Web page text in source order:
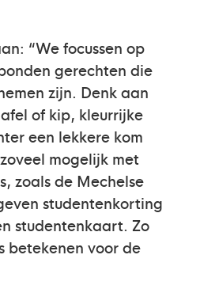
“We focussen op
gerechten die
zijn. Denk aan
of kip, kleurrijke
een lekkere kom
mogelijk met
zoals de Mechelse
studentenkorting
studentenkaart. Zo
betekenen voor de